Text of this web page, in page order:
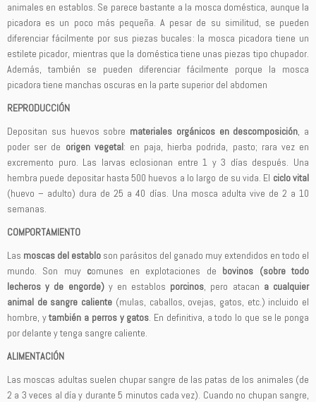
animales en establos. Se parece bastante a la mosca doméstica, aunque la
picadora es un poco más pequeña. A pesar de su similitud, se pueden
diferenciar fácilmente por sus piezas bucales: la mosca picadora tiene un
estilete picador, mientras que la doméstica tiene unas piezas tipo chupador.
Además, también se pueden diferenciar fácilmente porque la mosca
picadora tiene manchas oscuras en la parte superior del abdomen
REPRODUCCIÓN
Depositan sus huevos sobre materiales orgánicos en descomposición, a
poder ser de origen vegetal: en paja, hierba podrida, pasto; rara vez en
excremento puro. Las larvas eclosionan entre 1 y 3 días después. Una
hembra puede depositar hasta 500 huevos a lo largo de su vida. El ciclo vital
(huevo – adulto) dura de 25 a 40 días. Una mosca adulta vive de 2 a 10
semanas.
COMPORTAMIENTO
Las moscas del establo son parásitos del ganado muy extendidos en todo el
mundo. Son muy comunes en explotaciones de bovinos (sobre todo
lecheros y de engorde) y en establos porcinos, pero atacan a cualquier
animal de sangre caliente (mulas, caballos, ovejas, gatos, etc.) incluido el
hombre, ytambién a perros y gatos. En definitiva, a todo lo que se le ponga
por delante y tenga sangre caliente.
ALIMENTACIÓN
Las moscas adultas suelen chupar sangre de las patas de los animales (de
2 a 3 veces al día y durante 5 minutos cada vez). Cuando no chupan sangre,